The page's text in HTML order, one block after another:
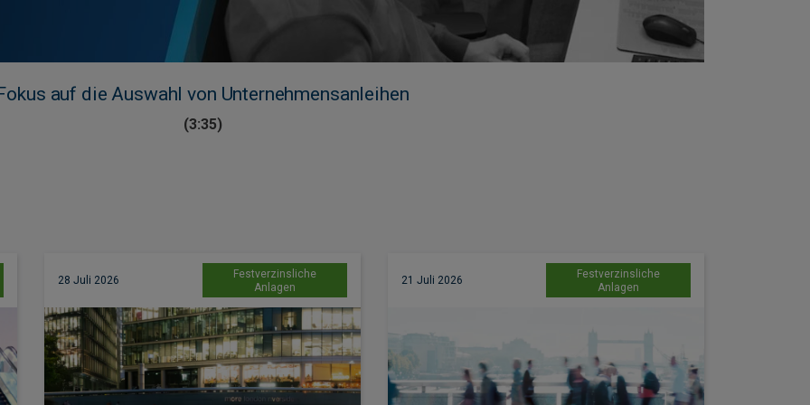
auf die Auswahl von Unternehmensanleihen
(3:35)
28 Juli 2026
Festverzinsliche
Anlagen
21 Juli 2026
Festverzinsliche
Anlagen